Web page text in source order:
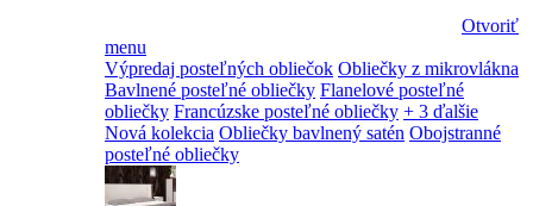
Otvoriť
menu
Výpredaj posteľných obliečok Obliečky z mikrovlákna
Bavlnené posteľné obliečky Flanelové posteľné
obliečky Francúzske posteľné obliečky + 3 ďalšie
Nová kolekcia Obliečky bavlnený satén Obojstranné
posteľné obliečky